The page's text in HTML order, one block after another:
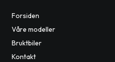
Forsiden
Våre modeller
Bruktbiler
Kontakt